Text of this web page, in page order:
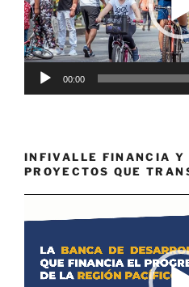
00:00
INFIVALLE FINANCIA Y
PROYECTOS QUE
de